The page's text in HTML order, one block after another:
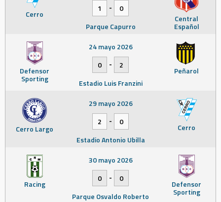
Cerro Central
Español
1
-
0
Parque Capurro
Defensor
Sporting
Peñarol
24 mayo 2026
0
-
2
Estadio Luis Franzini
Cerro Largo Cerro
29 mayo 2026
2
-
0
Estadio Antonio Ubilla
Racing Defensor
Sporting
30 mayo 2026
0
-
0
Parque Osvaldo Roberto